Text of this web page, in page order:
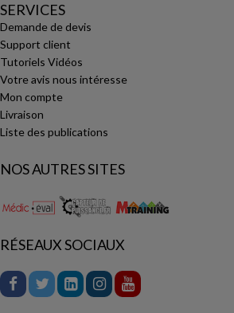
SERVICES
Demande de devis
Support client
Tutoriels Vidéos
Votre avis nous intéresse
Mon compte
Livraison
Liste des publications
NOS AUTRES SITES
RÉSEAUX SOCIAUX